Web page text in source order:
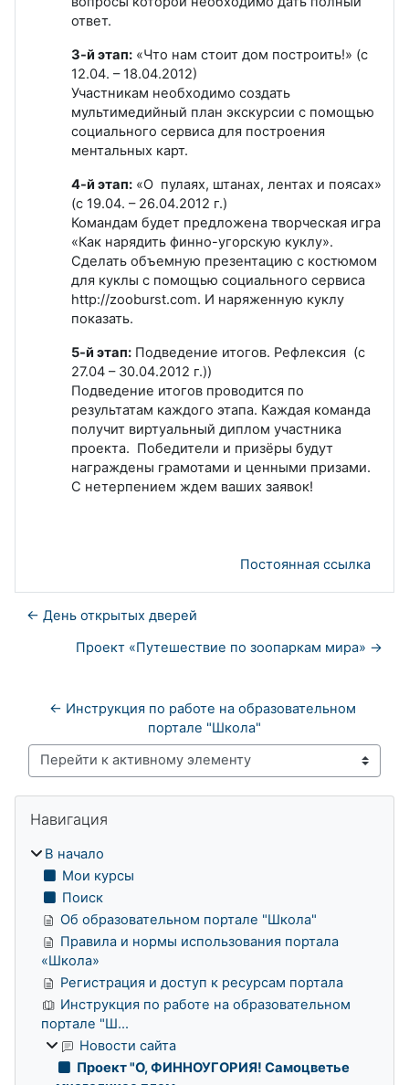
ответ.
3-й этап: «Что нам стоит дом построить!» (с
12.04. – 18.04.2012)
Участникам необходимо создать
мультимедийный план экскурсии с помощью
социального сервиса для построения
ментальных карт.
4-й этап: «О пулаях, штанах, лентах и поясах»
(с 19.04. – 26.04.2012 г.)
Командам будет предложена творческая игра
«Как нарядить финно-угорскую куклу».
Сделать объемную презентацию с костюмом
для куклы с помощью социального сервиса
http://zooburst.com. И наряженную куклу
показать.
5-й этап: Подведение итогов. Рефлексия (с
27.04 – 30.04.2012 г.))
Подведение итогов проводится по
результатам каждого этапа. Каждая команда
получит виртуальный диплом участника
проекта. Победители и призёры будут
награждены грамотами и ценными призами.
С нетерпением ждем ваших заявок!
Постоянная ссылка
← День открытых дверей
Проект «Путешествие по зоопаркам мира» →
← Инструкция по работе на образовательном
портале "Школа"
Перейти к активному элементу
Блоки
Навигация
В начало
Мои курсы
Поиск
Об образовательном портале "Школа"
Правила и нормы использования портала
«Школа»
Регистрация и доступ к ресурсам портала
Инструкция по работе на образовательном
портале "Ш...
Новости сайта
Проект "О, ФИННОУГОРИЯ! Самоцветье